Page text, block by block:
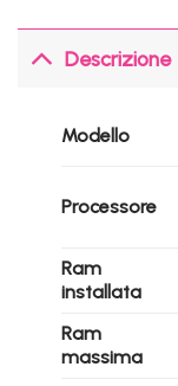
Descrizione
Modello
Processore
Ram
installata
Ram
massima